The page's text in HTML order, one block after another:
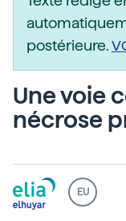
postérieure.
Une voie
nécrose
EU